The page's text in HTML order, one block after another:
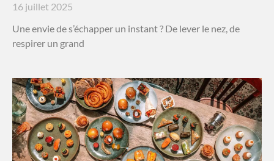
16 juillet 2025
Une envie de s’échapper un instant ? De lever le nez, de
respirer un grand